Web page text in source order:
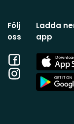
Följ
oss
Facebook
Instagram
Ladda
app
App
Store
App
Store